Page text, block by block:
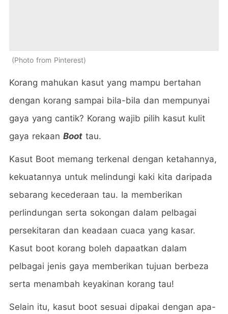
Photo from Pinterest
Korang mahukan kasut yang mampu bertahan
dengan korang sampai bila-bila dan mempunyai
gaya yang cantik? Korang wajib pilih kasut kulit
gaya rekaan Boot tau.
Kasut Boot memang terkenal dengan ketahannya,
kekuatannya untuk melindungi kaki kita daripada
sebarang kecederaan tau. Ia memberikan
perlindungan serta sokongan dalam pelbagai
persekitaran dan keadaan cuaca yang kasar.
Kasut boot korang boleh dapaatkan dalam
pelbagai jenis gaya memberikan tujuan berbeza
serta menambah keyakinan korang tau!
Selain itu, kasut boot sesuai dipakai dengan apa-